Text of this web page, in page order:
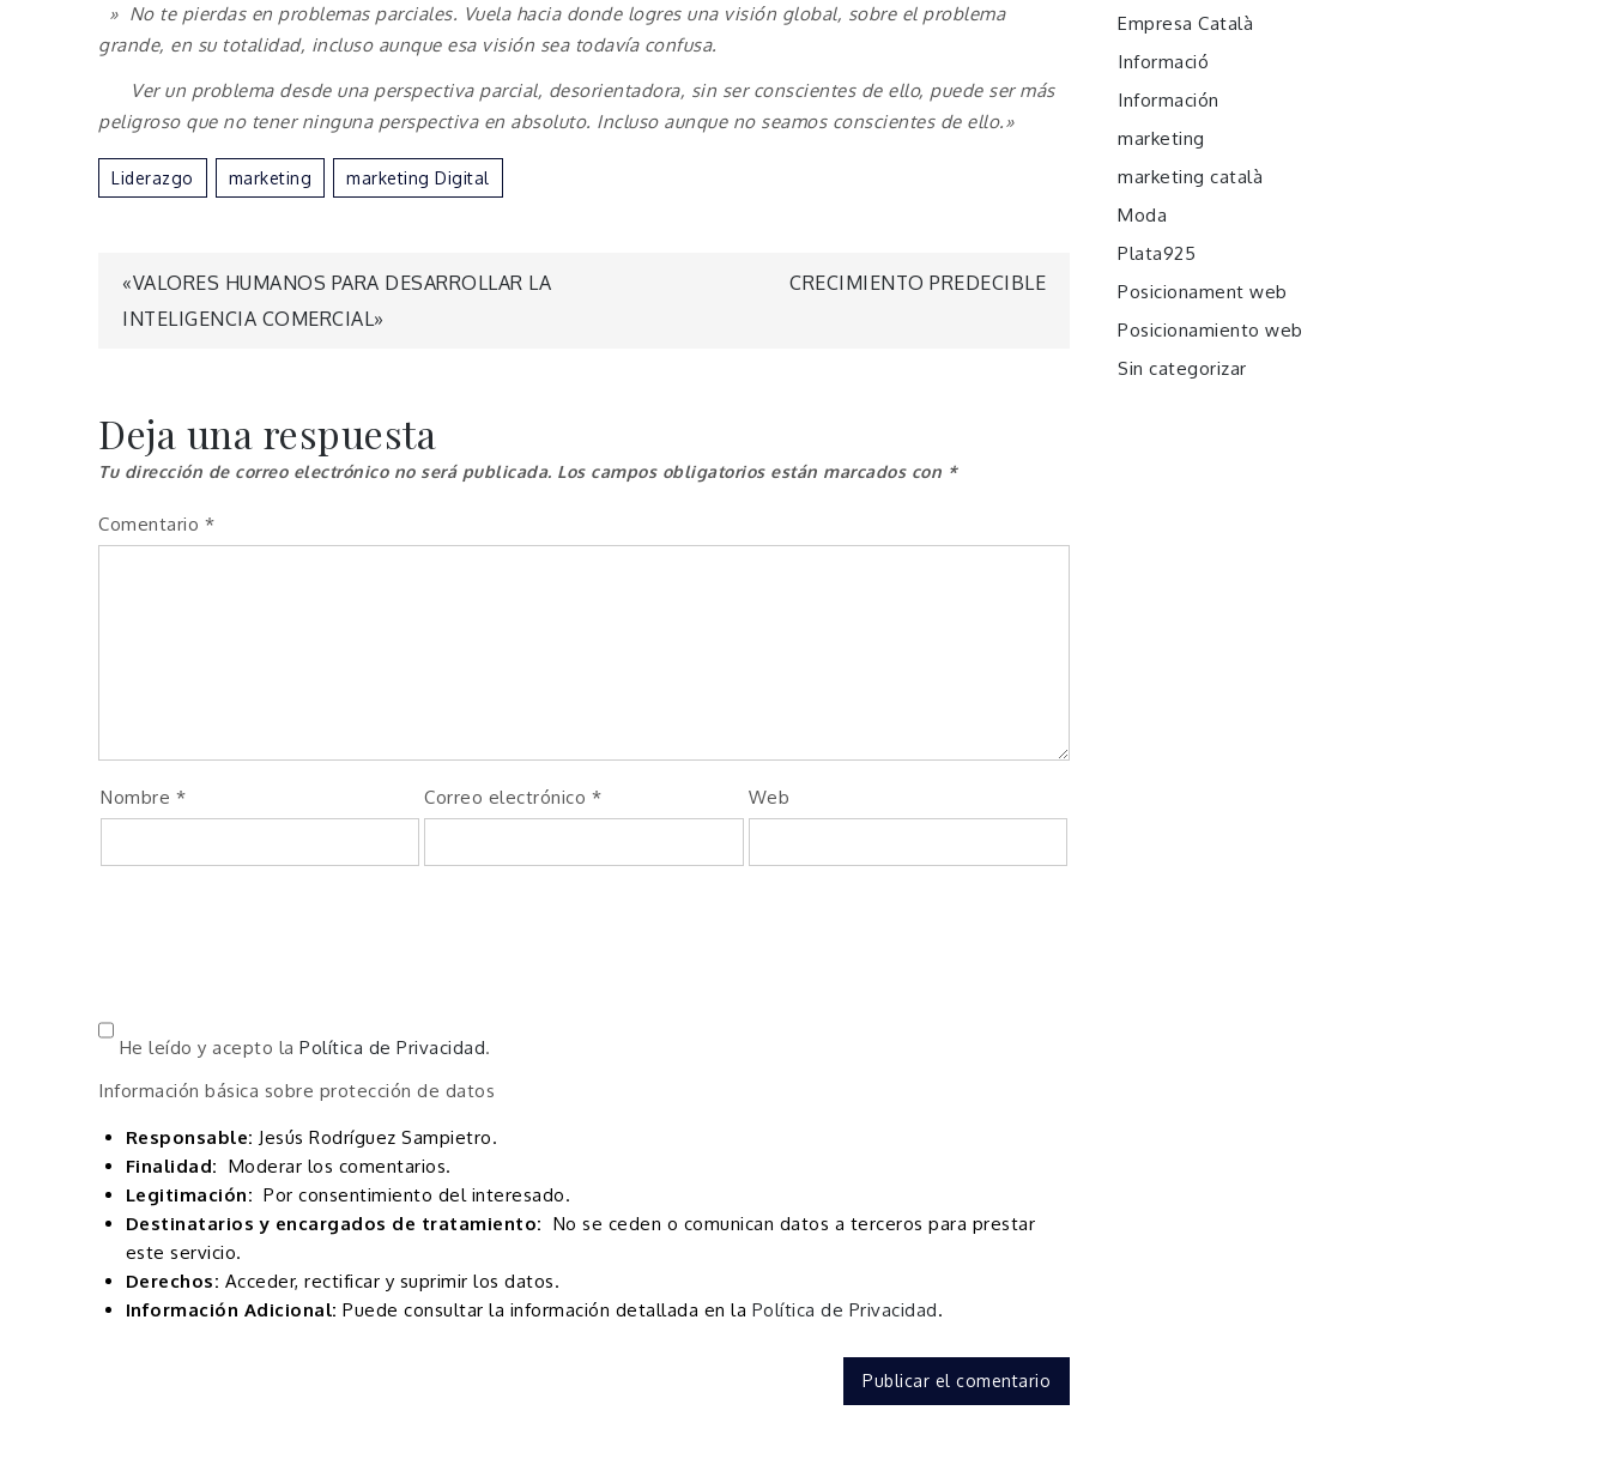
» No te pierdas en problemas parciales. Vuela hacia donde logres una visión global, sobre el problema
grande, en su totalidad, incluso aunque esa visión sea todavía confusa.
Ver un problema desde una perspectiva parcial, desorientadora, sin ser conscientes de ello, puede ser más
peligroso que no tener ninguna perspectiva en absoluto. Incluso aunque no seamos conscientes de ello.»
Liderazgo Marketing Marketing Digital
Navegación
entradas
«VALORES HUMANOS PARA DESARROLLAR LA
INTELIGENCIA COMERCIAL»
CRECIMIENTO PREDECIBLE
Deja una respuesta
Tu dirección de correo electrónico no será publicada. Los campos obligatorios están marcados con *
Comentario *
Nombre * Correo electrónico * Web
He leído y acepto la Política de Privacidad.
Información básica sobre protección de datos
Responsable: Jesús Rodríguez Sampietro.
Finalidad: Moderar los comentarios.
Legitimación: Por consentimiento del interesado.
Destinatarios y encargados de tratamiento: No se ceden o comunican datos a terceros para prestar
este servicio.
Derechos: Acceder, rectificar y suprimir los datos.
Información Adicional: Puede consultar la información detallada en la Política de Privacidad.
Empresa Català
Informació
Información
marketing
marketing català
Moda
Plata925
Posicionament web
Posicionamiento web
Sin categorizar